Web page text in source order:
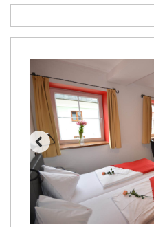
Bad Gastein fra DKK
Alleghe fra DKK 5.595
Sauze dOulx fra DKK
Val Thorens fra DKK
Cervinia fra DKK 5.295
Sölden fra DKK 8.445
Bad Hofgastein fra
Passo Tonale fra DKK
Saalbach fra DKK
Champoluc fra DKK
Sestriere fra DKK 4.395
Wagrain fra DKK 4.645
Ischgl fra DKK 7.095